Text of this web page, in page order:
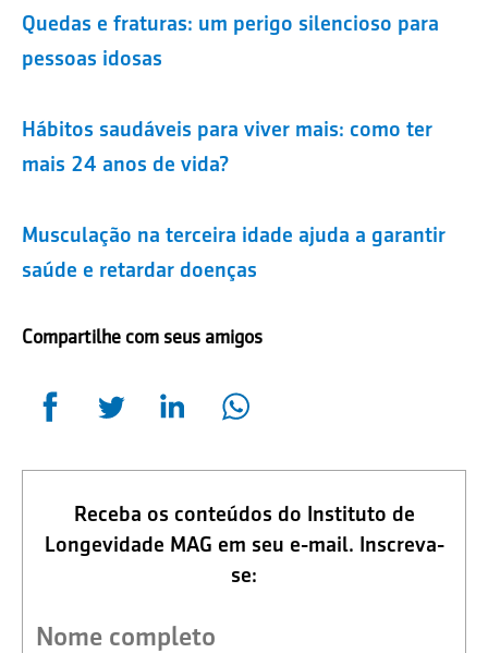
Quedas e fraturas: um perigo silencioso para
pessoas idosas
Hábitos saudáveis para viver mais: como ter
mais 24 anos de vida?
Musculação na terceira idade ajuda a garantir
saúde e retardar doenças
Compartilhe com seus amigos
Receba os conteúdos do Instituto de
Longevidade MAG em seu e-mail. Inscreva-
se: